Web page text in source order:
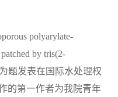
polyarylate-
by tris(2-
题发表在国际水处理权
的第一作者为我院青年